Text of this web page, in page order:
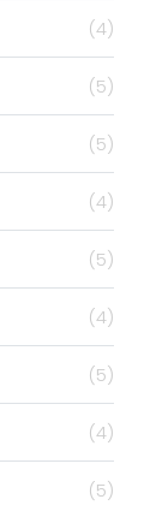
(4)
(5)
(5)
(4)
(5)
(4)
(5)
(4)
(5)